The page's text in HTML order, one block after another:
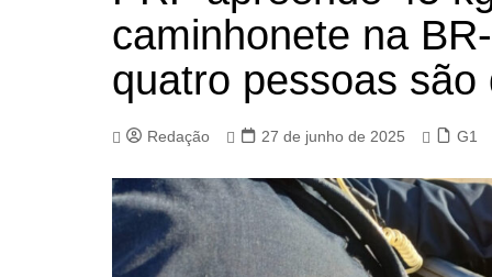
caminhonete na
quatro pessoas são
Redação 27 de junho de 2025 G1